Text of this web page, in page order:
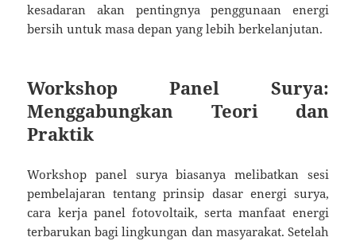
kesadaran akan pentingnya penggunaan energi
bersih untuk masa depan yang lebih berkelanjutan.
Workshop Panel Surya:
Menggabungkan Teori dan
Praktik
Workshop panel surya biasanya melibatkan sesi
pembelajaran tentang prinsip dasar energi surya,
cara kerja panel fotovoltaik, serta manfaat energi
terbarukan bagi lingkungan dan masyarakat. Setelah